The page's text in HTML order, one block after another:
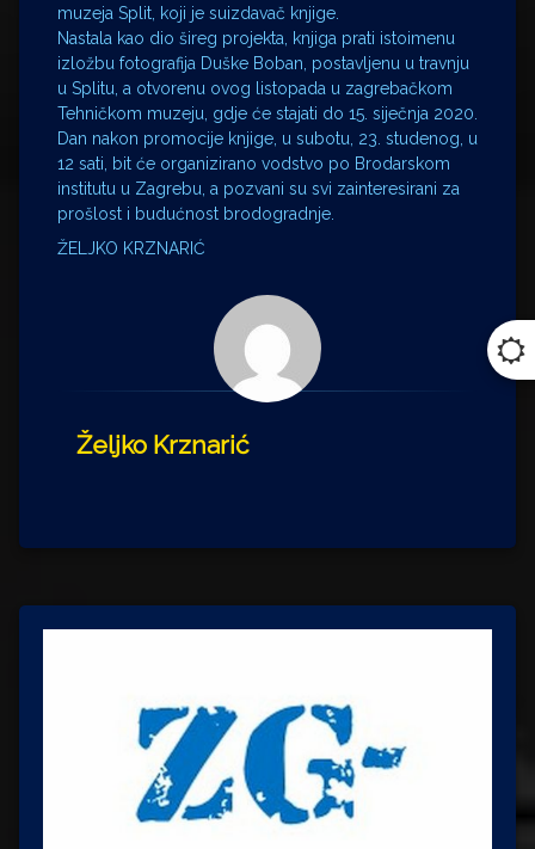
muzeja Split, koji je suizdavač knjige.
Nastala kao dio šireg projekta, knjiga prati istoimenu
izložbu fotografija Duške Boban, postavljenu u travnju
u Splitu, a otvorenu ovog listopada u zagrebačkom
Tehničkom muzeju, gdje će stajati do 15. siječnja 2020.
Dan nakon promocije knjige, u subotu, 23. studenog, u
12 sati, bit će organizirano vodstvo po Brodarskom
institutu u Zagrebu, a pozvani su svi zainteresirani za
prošlost i budućnost brodogradnje.
ŽELJKO KRZNARIĆ
Željko Krznarić